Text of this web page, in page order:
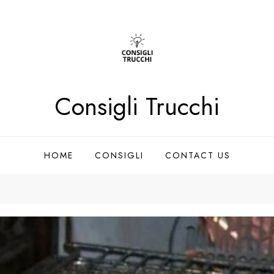
Consigli Trucchi
HOME CONSIGLI CONTACT US